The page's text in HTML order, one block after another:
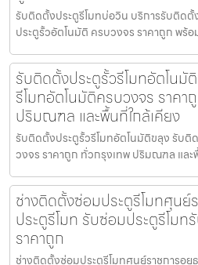
รับติดตั้งประตูรีโมทบ่อวิน บริการรับติดตั้
ประตูรั้วอัตโนมัติ ครบวงจร ราคาถูก พร้
รับติดตั้งประตูรั้วรีโมทอัตโนมั
รีโมทอัตโนมัติครบวงจร ราคา
ปริมณฑล และพื้นที่ใกล้เคียง
รับติดตั้งประตูรั้วรีโมทอัตโนมัติขลุง รับติ
วงจร ราคาถูก ทั่วกรุงเทพ ปริมณฑล และ
ช่างติดตั้งซ่อมประตูรีโมทศุนย์
ประตูรีโมท รับซ่อมประตูรีโมท
ราคาถูก
ช่างติดตั้งซ่อมประตูรีโมทศุนย์ราชการอยุ